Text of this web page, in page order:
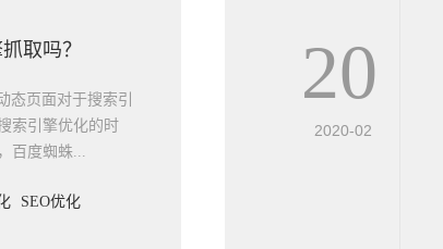
取吗？
态页面对于搜索引
索引擎优化的时
百度蜘蛛...
SEO优化
20
2020-02